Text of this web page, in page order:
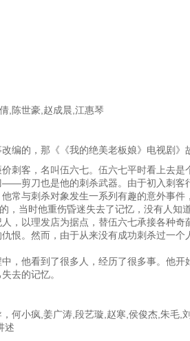
,陈世豪,赵成晨,江惠琴
编的，那《《我的绝美老板娘》电视剧》
客，名叫伍六七。伍六七平时看上去是
剪刀也是他的刺杀武器。由于初入刺客
常与刺杀对象发生一系列有趣的意外事件
当时他重伤昏迷失去了记忆，没有人知
，以理发店为据点，替伍六七承接各种奇
恨。然而，由于从来没有成功刺杀过一个
他看到了很多人，经历了很多事。他开
去的记忆。
何小疯,姜广涛,段艺璇,赵寒,侯俊杰,朱毛,
述